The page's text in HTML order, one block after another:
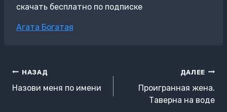
скачать бесплатно по подписке
Метки
Агата Богатая
Навигация
по
НАЗАД
Назови меня по имени
ДАЛЕЕ
Проигранная жена.
Таверна на воде